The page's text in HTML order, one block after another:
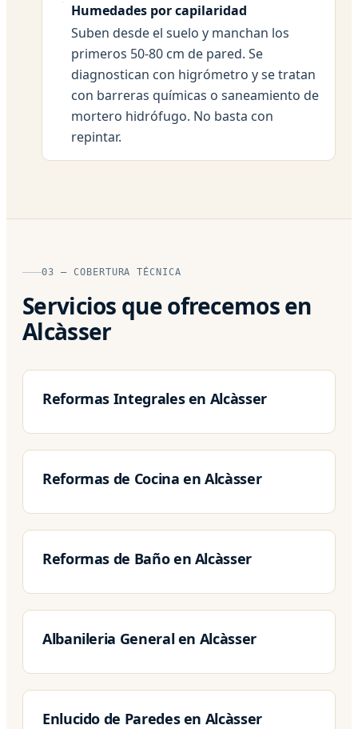
Humedades por capilaridad
Suben desde el suelo y manchan los
primeros 50-80 cm de pared. Se
diagnostican con higrómetro y se tratan
con barreras químicas o saneamiento de
mortero hidrófugo. No basta con
repintar.
03 — COBERTURA TÉCNICA
Servicios que ofrecemos en
Alcàsser
Reformas Integrales en Alcàsser
Reformas de Cocina en Alcàsser
Reformas de Baño en Alcàsser
Albanileria General en Alcàsser
Enlucido de Paredes en Alcàsser